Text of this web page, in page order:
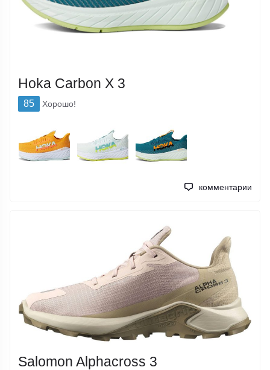
Hoka Carbon X 3
85 Хорошо!
комментарии
Salomon Alphacross 3